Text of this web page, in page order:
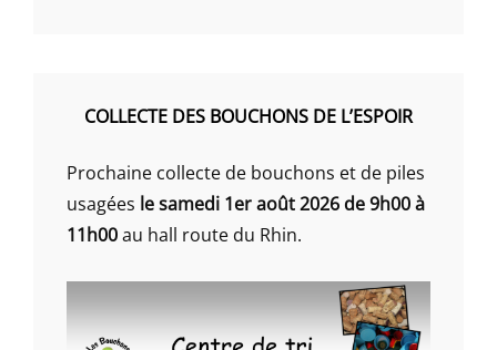
COLLECTE DES BOUCHONS DE L’ESPOIR
Prochaine collecte de bouchons et de piles
usagées le samedi 1er août 2026 de 9h00 à
11h00au hall route du Rhin.